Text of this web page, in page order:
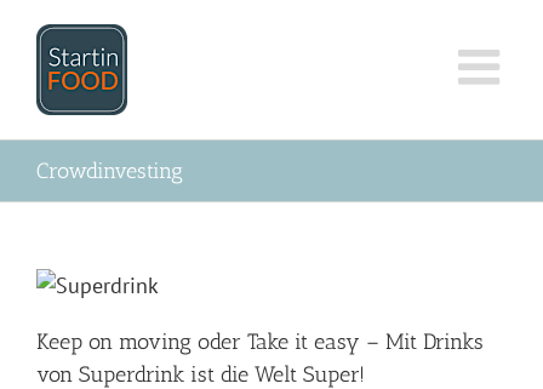
Inhalt
springen
Crowdinvesting
Keep on moving oder Take it easy – Mit Drinks
von Superdrink ist die Welt Super!